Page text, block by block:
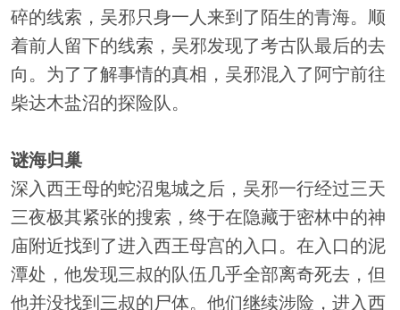
碎的线索，吴邪只身一人来到了陌生的青海。顺
着前人留下的线索，吴邪发现了考古队最后的去
向。为了了解事情的真相，吴邪混入了阿宁前往
柴达木盐沼的探险队。
谜海归巢
深入西王母的蛇沼鬼城之后，吴邪一行经过三天
三夜极其紧张的搜索，终于在隐藏于密林中的神
庙附近找到了进入西王母宫的入口。在入口的泥
潭处，他发现三叔的队伍几乎全部离奇死去，但
他并没找到三叔的尸体。他们继续涉险，进入西